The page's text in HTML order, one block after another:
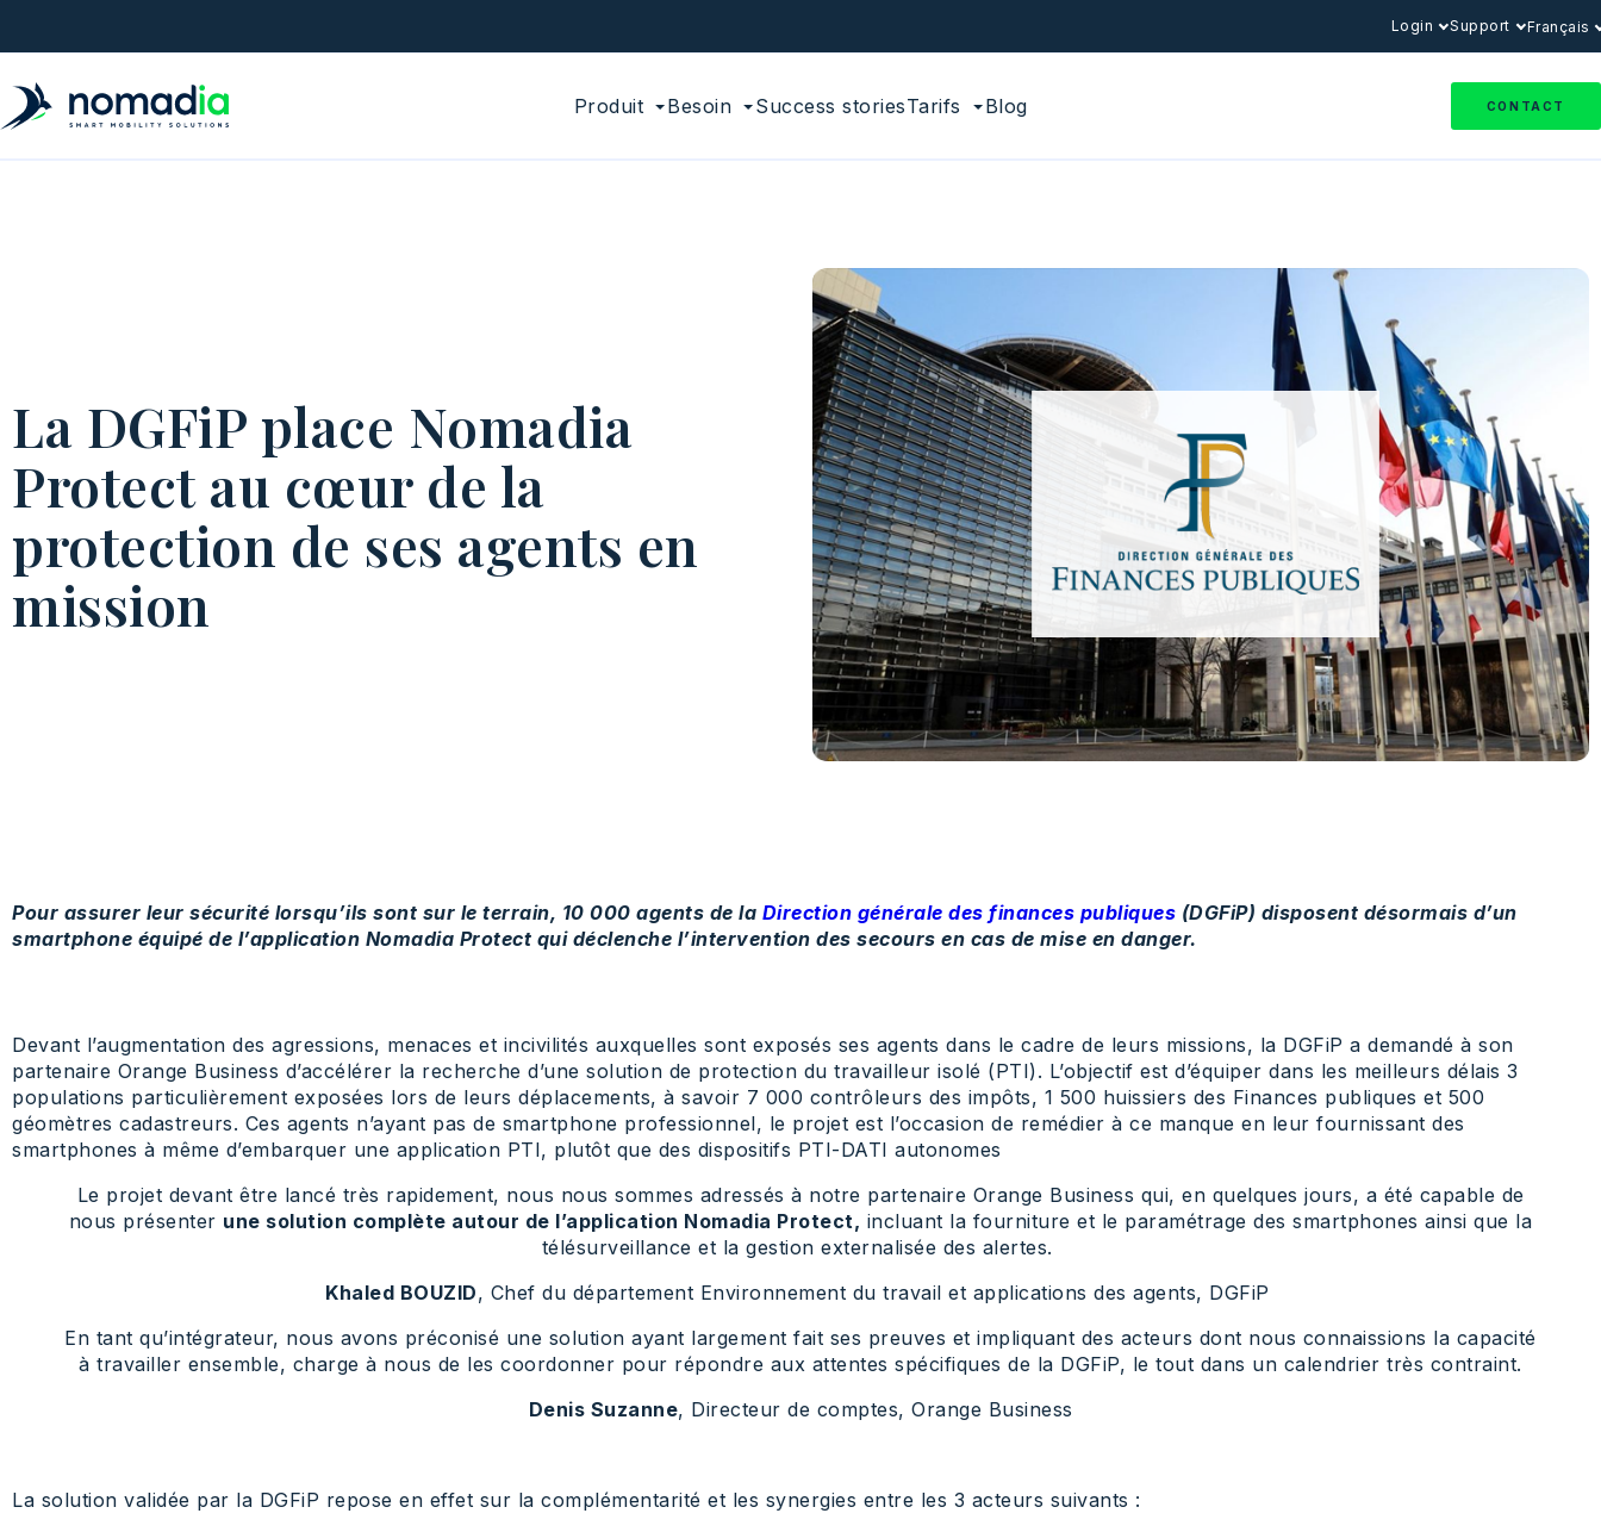
Login Support Français
Produit Besoin Success storiesTarifs Blog CONTACT
La DGFiP place Nomadia
Protect au cœur de la
protection de ses agents en
mission
Pour assurer leur sécurité lorsqu’ils sont sur le terrain, 10 000 agents de la Direction générale des finances publiques (DGFiP) disposent désormais d’un
smartphone équipé de l’application Nomadia Protect qui déclenche l’intervention des secours en cas de mise en danger.
Devant l’augmentation des agressions, menaces et incivilités auxquelles sont exposés ses agents dans le cadre de leurs missions, la DGFiP a demandé à son
partenaire Orange Business d’accélérer la recherche d’une solution de protection du travailleur isolé (PTI). L’objectif est d’équiper dans les meilleurs délais 3
populations particulièrement exposées lors de leurs déplacements, à savoir 7 000 contrôleurs des impôts, 1 500 huissiers des Finances publiques et 500
géomètres cadastreurs. Ces agents n’ayant pas de smartphone professionnel, le projet est l’occasion de remédier à ce manque en leur fournissant des
smartphones à même d’embarquer une application PTI, plutôt que des dispositifs PTI-DATI autonomes
Le projet devant être lancé très rapidement, nous nous sommes adressés à notre partenaire Orange Business qui, en quelques jours, a été capable de
nous présenter une solution complète autour de l’application Nomadia Protect, incluant la fourniture et le paramétrage des smartphones ainsi que la
télésurveillance et la gestion externalisée des alertes.
Khaled BOUZID, Chef du département Environnement du travail et applications des agents, DGFiP
En tant qu’intégrateur, nous avons préconisé une solution ayant largement fait ses preuves et impliquant des acteurs dont nous connaissions la capacité
à travailler ensemble, charge à nous de les coordonner pour répondre aux attentes spécifiques de la DGFiP, le tout dans un calendrier très contraint.
Denis Suzanne, Directeur de comptes, Orange Business
La solution validée par la DGFiP repose en effet sur la complémentarité et les synergies entre les 3 acteurs suivants :